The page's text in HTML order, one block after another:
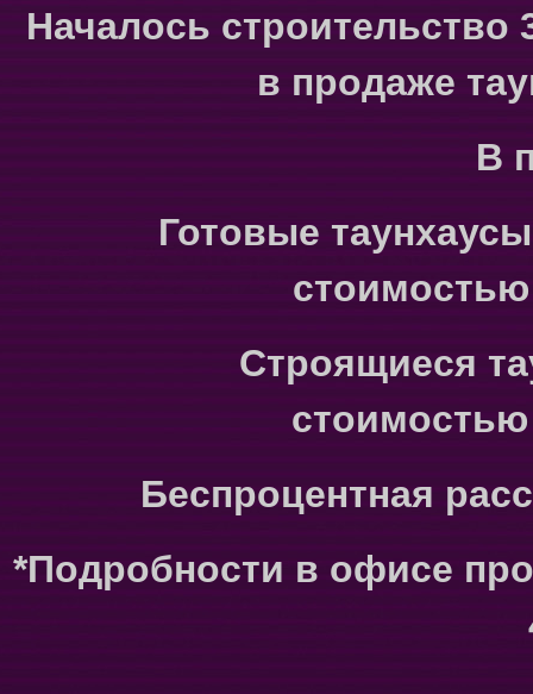
Началось строительство
в продаже
В
Готовые
стоимостью
Строящиеся
стоимостью
Беспроцентная
*Подробности в офисе